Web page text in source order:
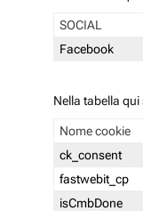
SOCIAL
Facebook
Nella tabella
Nome cookie
ck_consent
fastwebit_cp
isCmbDone